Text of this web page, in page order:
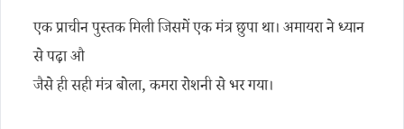
एक प्राचीन पुस्तक मिली जिसमें एक मंत्र छुपा था। अमायरा ने ध्यान
से पढ़ा औ
जैसे ही सही मंत्र बोला, कमरा रोशनी से भर गया।